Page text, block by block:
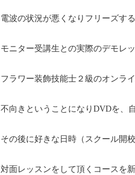
電波の状況が悪くなりフリーズす
モニター受講生との実際のデモレ
フラワー装飾技能士２級のオンラ
不向きということになりDVDを、
その後に好きな日時（スクール開
対面レッスンをして頂くコースを